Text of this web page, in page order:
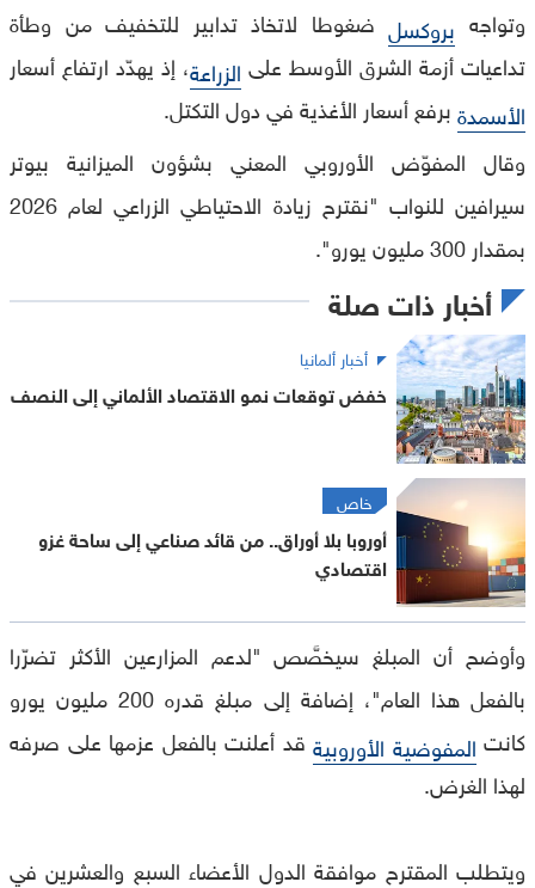
وتواجه بروكسل ضغوطا لاتخاذ تدابير للتخفيف من وطأة
تداعيات أزمة الشرق الأوسط على الزراعة، إذ يهدّد ارتفاع أسعار
الأسمدةبرفع أسعار الأغذية في دول التكتل.
وقال المفوّض الأوروبي المعني بشؤون الميزانية بيوتر
سيرافين للنواب "نقترح زيادة الاحتياطي الزراعي لعام 2026
بمقدار 300 مليون يورو".
أخبار ذات صلة
أخبار ألمانيا
خفض توقعات نمو الاقتصاد الألماني إلى النصف
خاص
أوروبا بلا أوراق.. من قائد صناعي إلى ساحة غزو
اقتصادي
وأوضح أن المبلغ سيخصَّص "لدعم المزارعين الأكثر تضرّرا
بالفعل هذا العام"، إضافة إلى مبلغ قدره 200 مليون يورو
كانت المفوضية الأوروبية قد أعلنت بالفعل عزمها على صرفه
لهذا الغرض.
ويتطلب المقترح موافقة الدول الأعضاء السبع والعشرين في